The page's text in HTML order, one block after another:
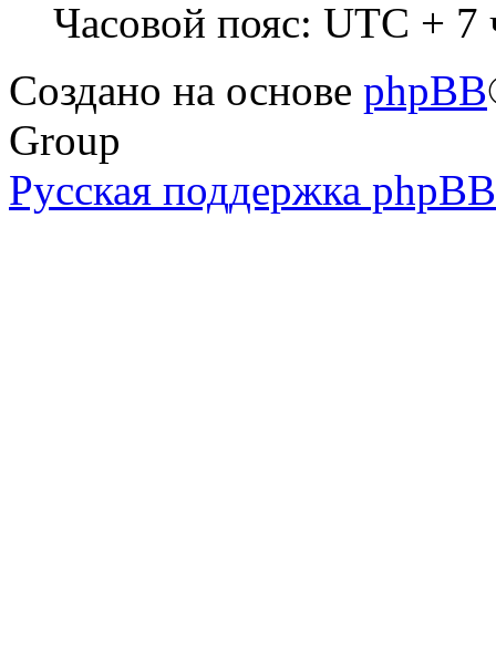
Часовой пояс: UTC + 7
Создано на основе phpBB
Group
Русская поддержка phpBB